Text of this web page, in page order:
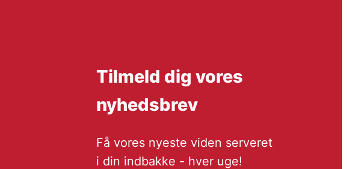
Tilmeld dig vores
nyhedsbrev
Få vores nyeste viden serveret
i din indbakke - hver uge!